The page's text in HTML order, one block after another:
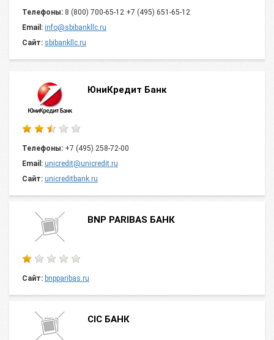
Телефоны: 8 (800) 700-65-12 +7 (495) 651-65-12
Email: info@sbibankllc.ru
Сайт: sbibankllc.ru
ЮниКредит Банк
Телефоны: +7 (495) 258-72-00
Email: unicredit@unicredit.ru
Сайт: unicreditbank.ru
BNP PARIBAS БАНК
Сайт: bnpparibas.ru
CIC БАНК